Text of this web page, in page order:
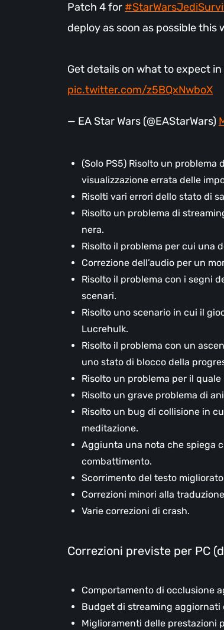
Patch 4 for
deploy as soon as possible
Get details on what to expect
pic.twitter.com/z5BQxNwboX
— EA Star Wars (@EAStarWars)
(Solo PS5) Risolto un problema
visualizzazione errata delle
Risolti vari errori dello stato di
Risolto un problema di
nera.
Risolto il problema per cui una
Correzione dell’audio per un
Risolto il problema con i segni
scenari.
Risolto uno scenario in cui il
Lucrehulk.
Risolto il problema con un
uno stato di blocco della
Risolto un problema per il
Risolto un grave problema di
Risolto un bug di collisione in
meditazione.
Aggiunta una nota che spiega
combattimento.
Scorrimento del testo
Correzioni minori alla
Varie correzioni di crash.
Correzioni previste per PC
Comportamento di occlusione
Budget di streaming
Miglioramenti delle prestazioni